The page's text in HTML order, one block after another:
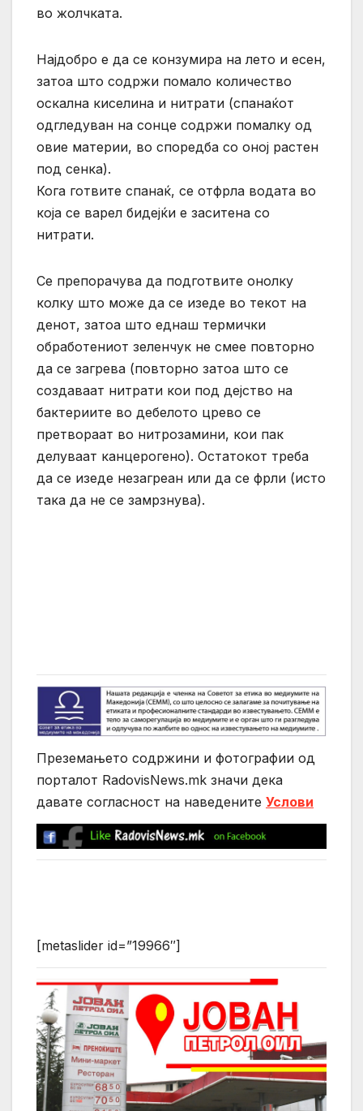
во жолчката.
Најдобро е да се конзумира на лето и есен,
затоа што содржи помало количество
оскална киселина и нитрати (спанаќот
одгледуван на сонце содржи помалку од
овие материи, во споредба со оној растен
под сенка).
Кога готвите спанаќ, се отфрла водата во
која се варел бидејќи е заситена со
нитрати.
Се препорачува да подготвите онолку
колку што може да се изеде во текот на
денот, затоа што еднаш термички
обработениот зеленчук не смее повторно
да се загрева (повторно затоа што се
создаваат нитрати кои под дејство на
бактериите во дебелото црево се
претвораат во нитрозамини, кои пак
делуваат канцерогено). Остатокот треба
да се изеде незагреан или да се фрли (исто
така да не се замрзнува).
Преземањето содржини и фотографии од
порталот RadovisNews.mk значи дека
давате согласност на нaведените Услови
[metaslider id=”19966″]